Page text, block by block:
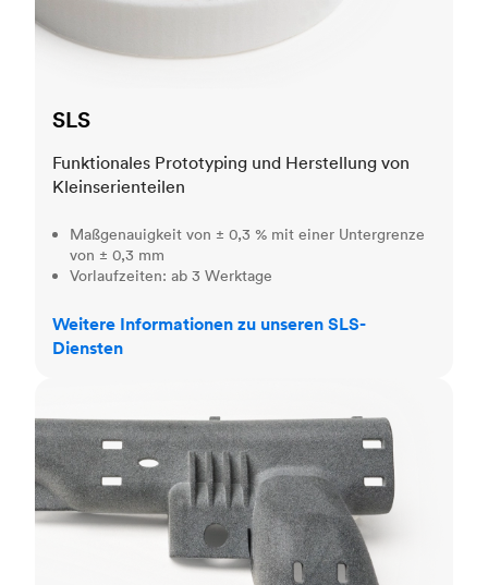
SLS
Funktionales Prototyping und Herstellung von
Kleinserienteilen
Maßgenauigkeit von ± 0,3 % mit einer Untergrenze
von ± 0,3 mm
Vorlaufzeiten: ab 3 Werktage
Weitere Informationen zu unseren SLS-
Diensten